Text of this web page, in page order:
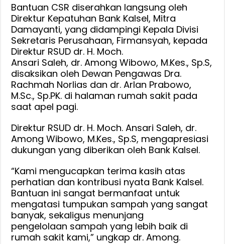
Saleh
Bantuan CSR diserahkan langsung oleh
Direktur Kepatuhan Bank Kalsel, Mitra
Damayanti, yang didampingi Kepala Divisi
Sekretaris Perusahaan, Firmansyah, kepada
Direktur RSUD dr. H. Moch.
Ansari Saleh, dr. Among Wibowo, M.Kes., Sp.S,
disaksikan oleh Dewan Pengawas Dra.
Rachmah Norlias dan dr. Arlan Prabowo,
M.Sc., Sp.PK. di halaman rumah sakit pada
saat apel pagi.
Direktur RSUD dr. H. Moch. Ansari Saleh, dr.
Among Wibowo, M.Kes., Sp.S, mengapresiasi
dukungan yang diberikan oleh Bank Kalsel.
“Kami mengucapkan terima kasih atas
perhatian dan kontribusi nyata Bank Kalsel.
Bantuan ini sangat bermanfaat untuk
mengatasi tumpukan sampah yang sangat
banyak, sekaligus menunjang
pengelolaan sampah yang lebih baik di
rumah sakit kami,” ungkap dr. Among.